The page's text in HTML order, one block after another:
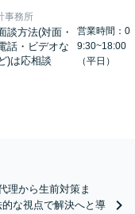
事務所
談方法(対面・
話・ビデオな
)は応相談
営業時間：0
9:30~18:00
（平日）
理から生前対策ま
な視点で解決へと導